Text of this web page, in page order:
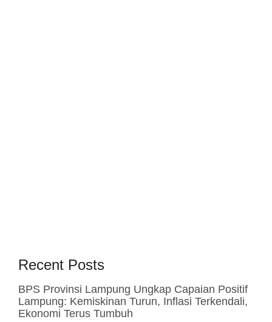
Recent Posts
BPS Provinsi Lampung Ungkap Capaian Positif
Lampung: Kemiskinan Turun, Inflasi Terkendali,
Ekonomi Terus Tumbuh